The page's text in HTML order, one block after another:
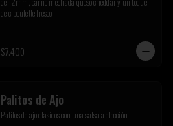
de ciboulette fresco
$7.400
Palitos de Ajo
Palitos de ajo clásicos con una salsa a elección